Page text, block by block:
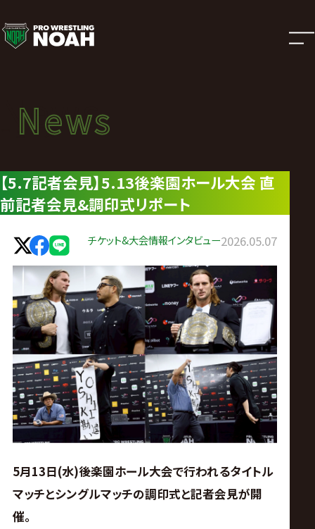
ニ
ュ
ー
ス
|
プ
ロ
レ
ス
リ
ン
グ・
ノ
News
ニュース
News
【5.7記者会見】5.13後楽園ホール大会 直
前記者会見&調印式リポート
チケット&大会情報インタビュー2026.05.07
5月13日(水)後楽園ホール大会で行われるタイトル
マッチとシングルマッチの調印式と記者会見が開
催。